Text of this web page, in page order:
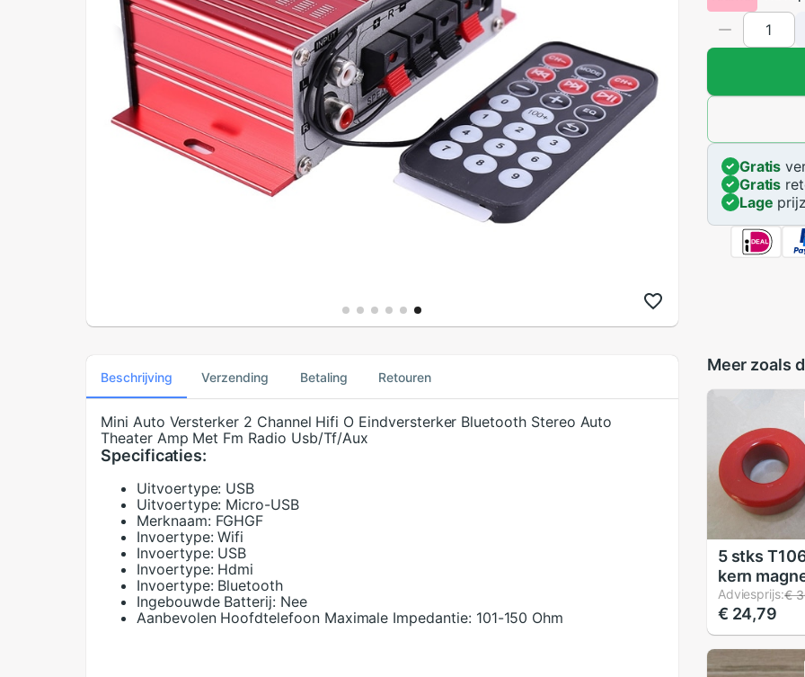
Gratis
Gratis
Lage
Beschrijving Verzending Betaling Retouren
Mini Auto Versterker 2 Channel Hifi O Eindversterker Bluetooth Stereo Auto
Theater Amp Met Fm Radio Usb/Tf/Aux
Specificaties:
Uitvoertype: USB
Uitvoertype: Micro-USB
Merknaam: FGHGF
Invoertype: Wifi
Invoertype: USB
Invoertype: Hdmi
Invoertype: Bluetooth
Ingebouwde Batterij: Nee
Aanbevolen Hoofdtelefoon Maximale Impedantie: 101-150 Ohm
Meer zoals
5 stks
kern
hoge
as ring
Adviesprijs:€
€ 24,79